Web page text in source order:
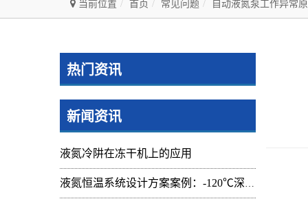
当前位置 首页 常见问题 自动液氮泵工作异常
热门资讯
新闻资讯
液氮冷阱在冻干机上的应用
液氮恒温系统设计方案案例：-120℃深冷控温装置实操记录